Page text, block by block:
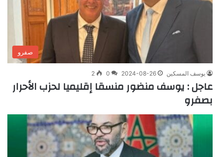
صفرو
يوسف المسكين 2024-08-26
0
2
عاجل : يوسف منضور منسقا إقليميا لحزب الأحرار
بصفرو